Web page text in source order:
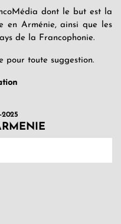
dont le but est la
en Arménie, ainsi que les
de la Francophonie.
pour toute suggestion.
2025